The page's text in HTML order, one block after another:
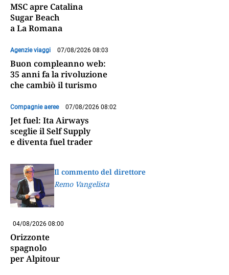
MSC apre Catalina
Sugar Beach
a La Romana
Agenzie viaggi 07/08/2026 08:03
Buon compleanno web:
35 anni fa la rivoluzione
che cambiò il turismo
Compagnie aeree 07/08/2026 08:02
Jet fuel: Ita Airways
sceglie il Self Supply
e diventa fuel trader
Il commento del direttore
Remo Vangelista
04/08/2026 08:00
Orizzonte
spagnolo
per Alpitour